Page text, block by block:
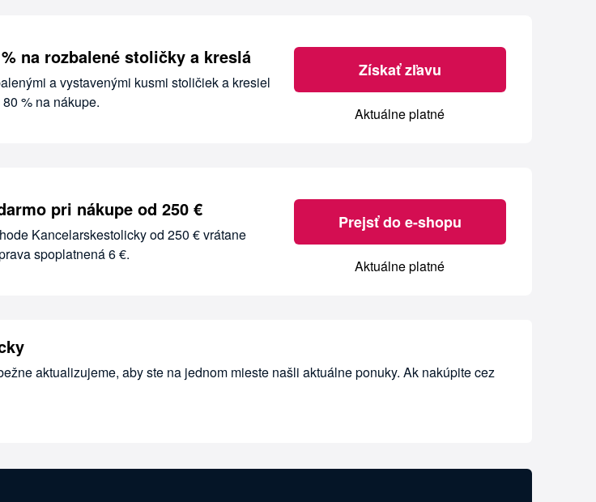
na rozbalené stoličky a kreslá
a vystavenými kusmi stoličiek a kresiel
% na nákupe.
Získať zľavu
Aktuálne platné
pri nákupe od 250 €
Kancelarskestolicky od 250 € vrátane
spoplatnená 6 €.
Prejsť do e-shopu
Aktuálne platné
aktualizujeme, aby ste na jednom mieste našli aktuálne ponuky. Ak nakúpite cez